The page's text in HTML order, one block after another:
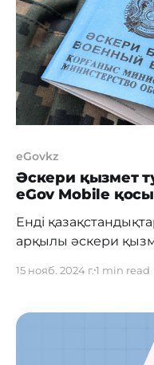
пайдаланушы
сақтандыру
«Мемлекеттік
eGovkz
Әскери қызмет
eGov Mobile
Енді
арқылы әскери
мәліметтер»
әскери қызметке
әскери қызметке
смартфонынан
15 нояб. 2024 г.1 min read